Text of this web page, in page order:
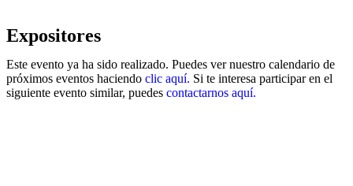
Expositores
Este evento ya ha sido realizado. Puedes ver nuestro calendario de
próximos eventos haciendo clic aquí. Si te interesa participar en el
siguiente evento similar, puedes contactarnos aquí.